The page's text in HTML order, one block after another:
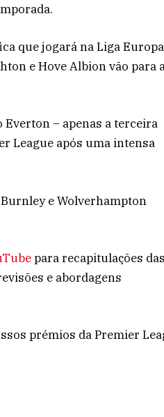
que jogará na Liga
e Hove Albion vão para
– apenas a terceira
League após uma intensa
e Wolverhampton
para recapitulações das
e abordagens
prémios da Premier